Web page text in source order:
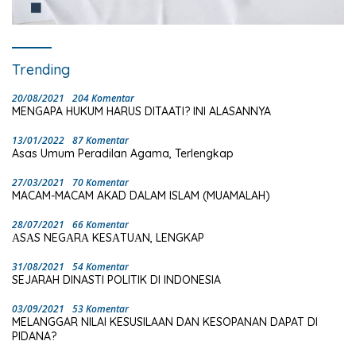
Trending
20/08/2021 204 Komentar
MENGAPA HUKUM HARUS DITAATI? INI ALASANNYA
13/01/2022 87 Komentar
Asas Umum Peradilan Agama, Terlengkap
27/03/2021 70 Komentar
MACAM-MACAM AKAD DALAM ISLAM (MUAMALAH)
28/07/2021 66 Komentar
ΑSΑS NEGΑRΑ KESΑTUΑN, LENGKAP
31/08/2021 54 Komentar
SEJARAH DINASTI POLITIK DI INDONESIA
03/09/2021 53 Komentar
MELANGGAR NILAI KESUSILAAN DAN KESOPANAN DAPAT DI
PIDANA?